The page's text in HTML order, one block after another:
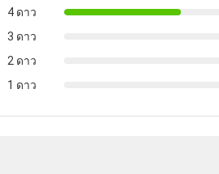
4 ดาว
3 ดาว
2 ดาว
1 ดาว